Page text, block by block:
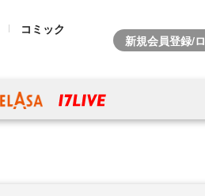
コミック